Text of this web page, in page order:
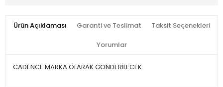
Ürün Açıklaması Garanti ve Teslimat Taksit Seçenekleri
Yorumlar
CADENCE MARKA OLARAK GÖNDERİLECEK.